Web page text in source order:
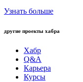
Узнать больше
другие проекты хабра
Хабр
Q&A
Карьера
Курсы